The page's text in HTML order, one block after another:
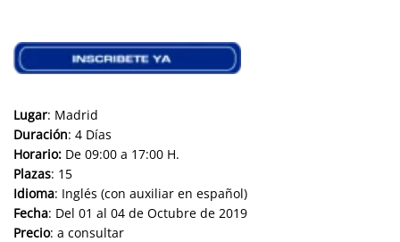
Lugar: Madrid
Duración: 4 Días
Horario: De 09:00 a 17:00 H.
Plazas: 15
Idioma: Inglés (con auxiliar en español)
Fecha: Del 01 al 04 de Octubre de 2019
Precio: a consultar